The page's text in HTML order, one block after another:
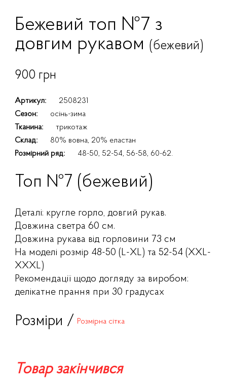
Бежевий топ №7 з
довгим рукавом (бежевий)
900 грн
Артикул:
2508231
Сезон:
осінь-зима
Тканина:
трикотаж
Склад:
80% вовна, 20% еластан
Розмірний ряд:
48-50, 52-54, 56-58, 60-62.
Топ №7 (бежевий)
Деталі: кругле горло, довгий рукав.
Довжина светра 60 см.
Довжина рукава від горловини 73 см
На моделі розмір 48-50 (L-XL) та 52-54 (XXL-
XXXL)
Рекомендації щодо догляду за виробом:
делікатне прання при 30 градусах
Розміри / Розмірна сітка
Товар закінчився